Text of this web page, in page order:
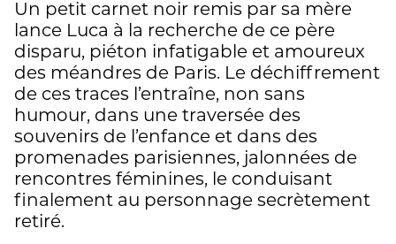
Un petit carnet noir remis par sa mère
lance Luca à la recherche de ce père
disparu, piéton infatigable et amoureux
des méandres de Paris. Le déchiffrement
de ces traces l’entraîne, non sans
humour, dans une traversée des
souvenirs de l’enfance et dans des
promenades parisiennes, jalonnées de
rencontres féminines, le conduisant
finalement au personnage secrètement
retiré.